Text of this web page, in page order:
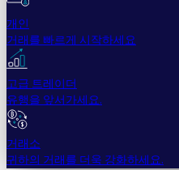
개인
거래를 빠르게 시작하세요
고급 트레이더
유행을 앞서가세요.
거래소
귀하의 거래를 더욱 강화하세요.